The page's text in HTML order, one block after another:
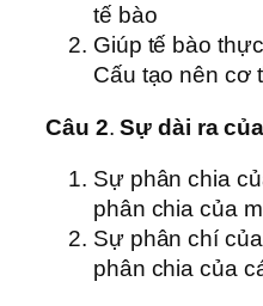
tế bào
Giúp tế bào
Cấu tạo nên cơ
Câu 2.Sự dài ra
Sự phân chia
phân chia của
Sự phân chí
phân chia của